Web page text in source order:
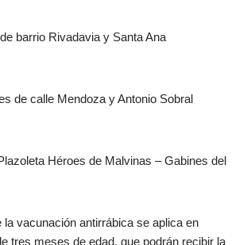
barrio Rivadavia y Santa Ana
de calle Mendoza y Antonio Sobral
Héroes de Malvinas – Gabines del
la vacunación antirrábica se aplica en
tres meses de edad, que podrán recibir la